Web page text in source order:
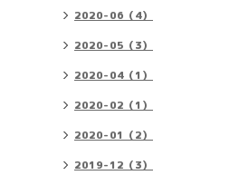
2020-06（4）
2020-05（3）
2020-04（1）
2020-02（1）
2020-01（2）
2019-12（3）